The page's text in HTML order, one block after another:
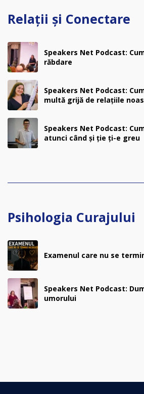
Relații și Conectare
Speakers Net Podcast:
răbdare
Speakers Net Podcast:
multă grijă de relațiile
Speakers Net Podcast:
atunci când și ție ți-e greu
Psihologia Curajului
Examenul care nu se
Speakers Net Podcast:
umorului